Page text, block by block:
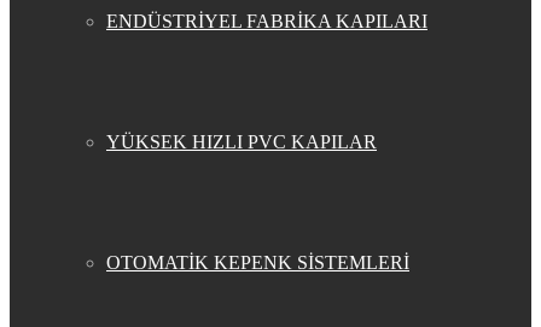
ENDÜSTRİYEL FABRİKA KAPILARI
YÜKSEK HIZLI PVC KAPILAR
OTOMATİK KEPENK SİSTEMLERİ